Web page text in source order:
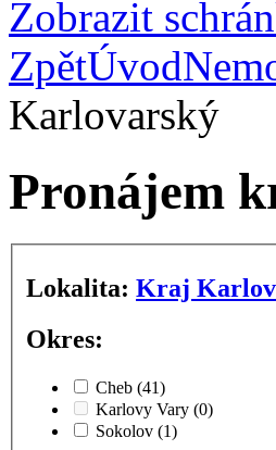
Zobrazit
ZpětÚvod
Karlovarský
Pronájem
Lokalita:
Kraj
Okres:
Cheb (41)
Karlovy Vary (0)
Sokolov (1)